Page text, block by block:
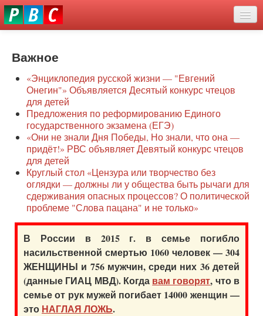
Перейти
к
О нас
Защита семей
Образование
Наше сопротивление
Регионы
Видео
Важное
«Энциклопедия русской жизни — "Евгений
Онегин"» Объявляется Десятый конкурс чтецов
для детей
Предложения по реформированию Единого
государственного экзамена (ЕГЭ)
«Они не знали Дня Победы, Но знали, что она —
придёт!» РВС объявляет Девятый конкурс чтецов
для детей
Круглый стол «Цензура или творчество без
оглядки — должны ли у общества быть рычаги для
сдерживания опасных процессов? О политической
проблеме "Слова пацана" и не только»
В России в 2015 г. в семье погибло
насильственной смертью 1060 человек — 304
ЖЕНЩИНЫ и 756 мужчин, среди них 36 детей
(данные ГИАЦ МВД). Когда вам говорят, что в
семье от рук мужей погибает 14000 женщин —
это НАГЛАЯ ЛОЖЬ.